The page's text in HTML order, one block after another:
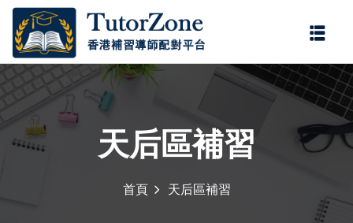
天后區補習
首頁 天后區補習
登錄